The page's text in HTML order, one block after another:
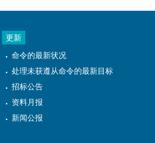
更新
命令的最新状况
处理未获遵从命令的最新目标
招标公告
资料月报
新闻公报